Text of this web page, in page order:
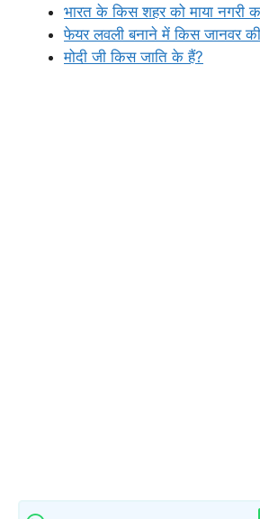
भारत के किस शहर को माया नगरी
फेयर लवली बनाने में किस जानवर की
मोदी जी किस जाति के हैं?